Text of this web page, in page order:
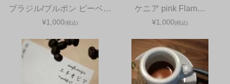
ブラジル/ブルボン ピーベ…
¥1,000(税込)
ケニア pink Flam…
¥1,000(税込)